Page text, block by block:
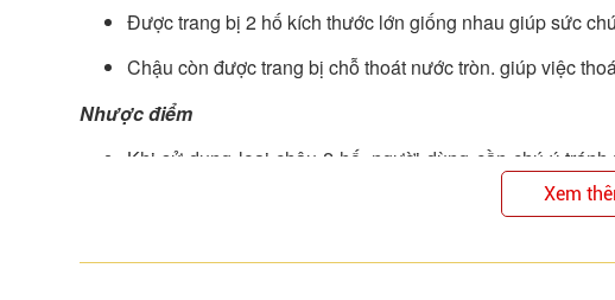
Được trang bị 2 hố kích thước lớn giống nhau giúp sức
Chậu còn được trang bị chỗ thoát nước tròn. giúp việc
Nhược điểm
Khi sử dụng loại chậu 2 hố, người dùng cần chú ý
Xem